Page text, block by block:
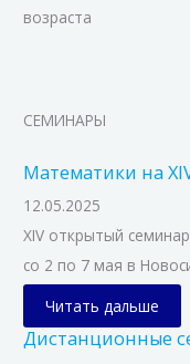
возраста
СЕМИНАРЫ
Математики на
12.05.2025
XIV открытый
со 2 по 7 мая в
Читать дальше
Дистанционные